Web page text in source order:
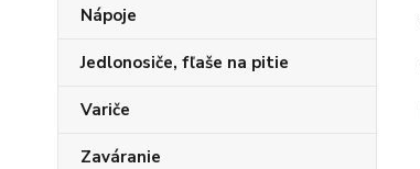
Nápoje
Jedlonosiče, fľaše na pitie
Variče
Zaváranie